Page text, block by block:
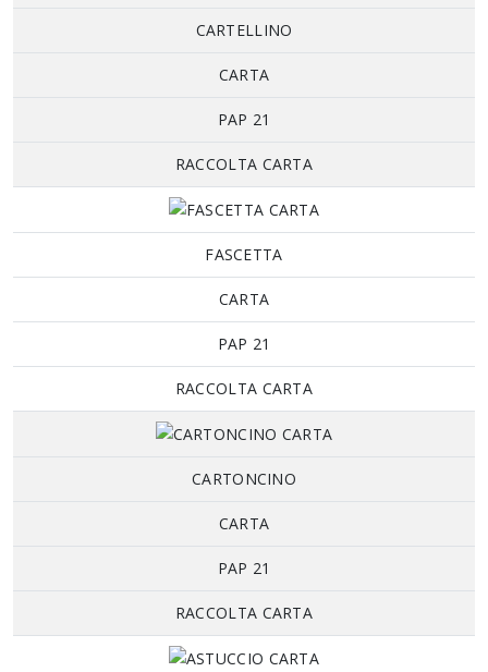
CARTELLINO
CARTA
PAP 21
RACCOLTA CARTA
FASCETTA
CARTA
PAP 21
RACCOLTA CARTA
CARTONCINO
CARTA
PAP 21
RACCOLTA CARTA